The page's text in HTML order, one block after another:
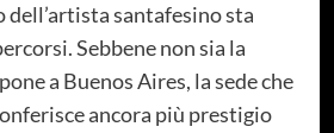
dell’artista santafesino sta
Sebbene non sia la
a Buenos Aires, la sede che
ancora più prestigio